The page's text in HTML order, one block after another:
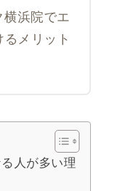
浜院でエ
メリット
人が多い理